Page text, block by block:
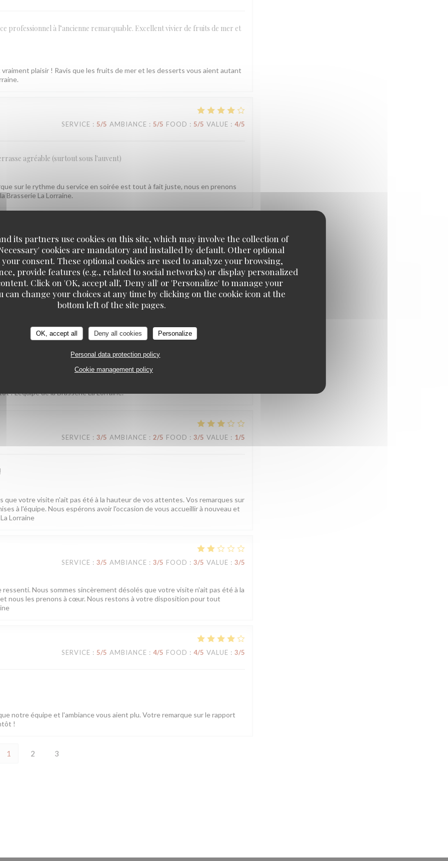
its partners use cookies on this site, which may involve the collection of
cookies are mandatory and installed by default. Other optional
consent. These optional cookies are used to analyze your browsing,
provide features (e.g., related to social networks) or display personalized
Click on 'OK, accept all', 'Deny all' or 'Personalize' to manage your
can change your choices at any time by clicking on the cookie icon at the
bottom left of the site pages.
OK, accept all Deny all cookies Personalize
Personal data protection policy
Cookie management policy
professionnel à l’ancienne remarquable. Excellent vivier de fruits de mer et
plaisir ! Ravis que les fruits de mer et les desserts vous aient autant
SERVICE : 5/5 AMBIANCE : 5/5 FOOD : 5/5 VALUE : 4/5
agréable (surtout sous l'auvent)
sur le rythme du service en soirée est tout à fait juste, nous en prenons
Brasserie La Lorraine.
SERVICE: 5/5 AMBIANCE: 5/5 FOOD: 5 /5 VALUE: 5/5
plaisir ! On espère vous accueillir à nouveau très bientôt. L'équipe de La
SERVICE: 4/5 AMBIANCE: 5/5
l'ambiance et le rapport qualité-prix vous aient conquise. Nous notons
! L'équipe de la Brasserie La Lorraine.
SERVICE : 3/5 AMBIANCE : 2/5 FOOD : 3/5 VALUE : 1/5
votre visite n'ait pas été à la hauteur de vos attentes. Vos remarques sur
à l'équipe. Nous espérons avoir l'occasion de vous accueillir à nouveau et
Lorraine
SERVICE : 3/5 AMBIANCE : 3/5 FOOD : 3/5 VALUE : 3/5
Nous sommes sincèrement désolés que votre visite n'ait pas été à la
nous les prenons à cœur. Nous restons à votre disposition pour tout
SERVICE : 5/5 AMBIANCE : 4/5 FOOD : 4/5 VALUE : 3/5
notre équipe et l'ambiance vous aient plu. Votre remarque sur le rapport
!
1 2 3